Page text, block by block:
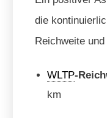
die
Reichweite und
WLTP-
km